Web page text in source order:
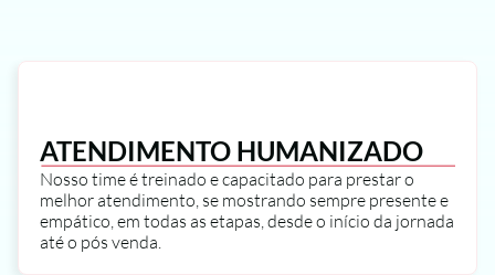
ATENDIMENTO HUMANIZADO
Nosso time é treinado e capacitado para prestar o
melhor atendimento, se mostrando sempre presente e
empático, em todas as etapas, desde o início da jornada
até o pós venda.